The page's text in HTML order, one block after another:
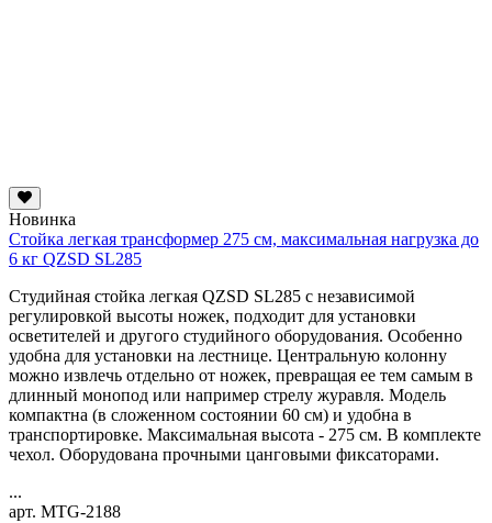
Новинка
Стойка легкая трансформер 275 см, максимальная нагрузка до
6 кг QZSD SL285
Студийная стойка легкая QZSD SL285 с независимой
регулировкой высоты ножек, подходит для установки
осветителей и другого студийного оборудования. Особенно
удобна для установки на лестнице. Центральную колонну
можно извлечь отдельно от ножек, превращая ее тем самым в
длинный монопод или например стрелу журавля. Модель
компактна (в сложенном состоянии 60 см) и удобна в
транспортировке. Максимальная высота - 275 см. В комплекте
чехол. Оборудована прочными цанговыми фиксаторами.
...
арт. MTG-2188